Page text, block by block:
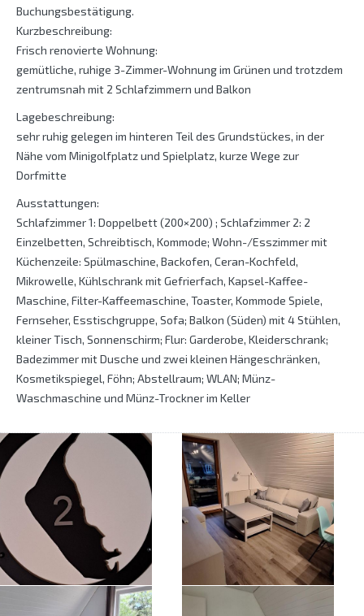
Buchungsbestätigung.
Kurzbeschreibung:
Frisch renovierte Wohnung:
gemütliche, ruhige 3-Zimmer-Wohnung im Grünen und trotzdem
zentrumsnah mit 2 Schlafzimmern und Balkon
Lagebeschreibung:
sehr ruhig gelegen im hinteren Teil des Grundstückes, in der
Nähe vom Minigolfplatz und Spielplatz, kurze Wege zur
Dorfmitte
Ausstattungen:
Schlafzimmer 1: Doppelbett (200×200) ; Schlafzimmer 2: 2
Einzelbetten, Schreibtisch, Kommode; Wohn-/Esszimmer mit
Küchenzeile: Spülmaschine, Backofen, Ceran-Kochfeld,
Mikrowelle, Kühlschrank mit Gefrierfach, Kapsel-Kaffee-
Maschine, Filter-Kaffeemaschine, Toaster, Kommode Spiele,
Fernseher, Esstischgruppe, Sofa; Balkon (Süden) mit 4 Stühlen,
kleiner Tisch, Sonnenschirm; Flur: Garderobe, Kleiderschrank;
Badezimmer mit Dusche und zwei kleinen Hängeschränken,
Kosmetikspiegel, Föhn; Abstellraum; WLAN; Münz-
Waschmaschine und Münz-Trockner im Keller